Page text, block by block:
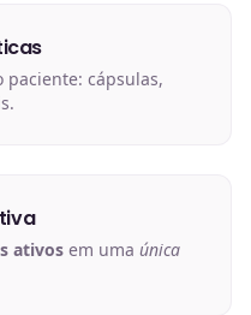
paciente: cápsulas,
ativos em uma única